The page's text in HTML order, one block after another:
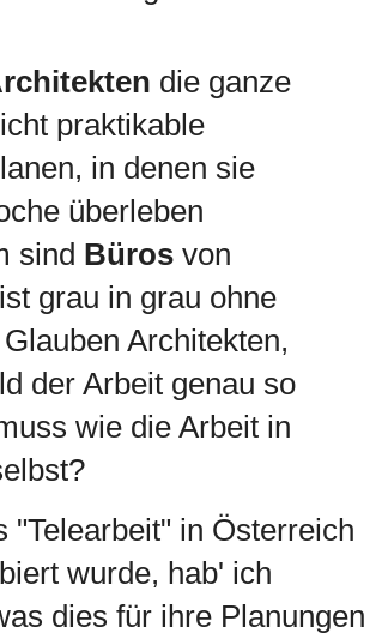
die ganze
praktikable
in denen sie
überleben
sind Büros von
grau in grau ohne
Architekten,
der Arbeit genau so
wie die Arbeit in
"Telearbeit" in Österreich
wurde, hab' ich
dies für ihre Planungen